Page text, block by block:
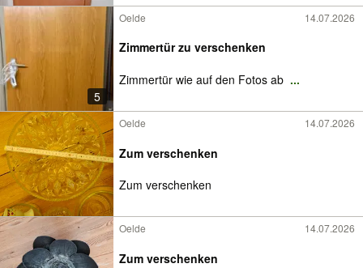
5
Oelde 14.07.2026
Zimmertür zu verschenken
Zimmertür wie auf den Fotos ab ...
Oelde 14.07.2026
Zum verschenken
Zum verschenken
Oelde 14.07.2026
Zum verschenken